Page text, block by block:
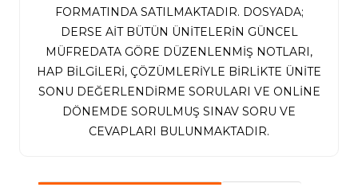
FORMATINDA SATILMAKTADIR. DOSYADA;
DERSE AİT BÜTÜN ÜNİTELERİN GÜNCEL
MÜFREDATA GÖRE DÜZENLENMİŞ NOTLARI,
HAP BİLGİLERİ, ÇÖZÜMLERİYLE BİRLİKTE ÜNİTE
SONU DEĞERLENDİRME SORULARI VE ONLİNE
DÖNEMDE SORULMUŞ SINAV SORU VE
CEVAPLARI BULUNMAKTADIR.